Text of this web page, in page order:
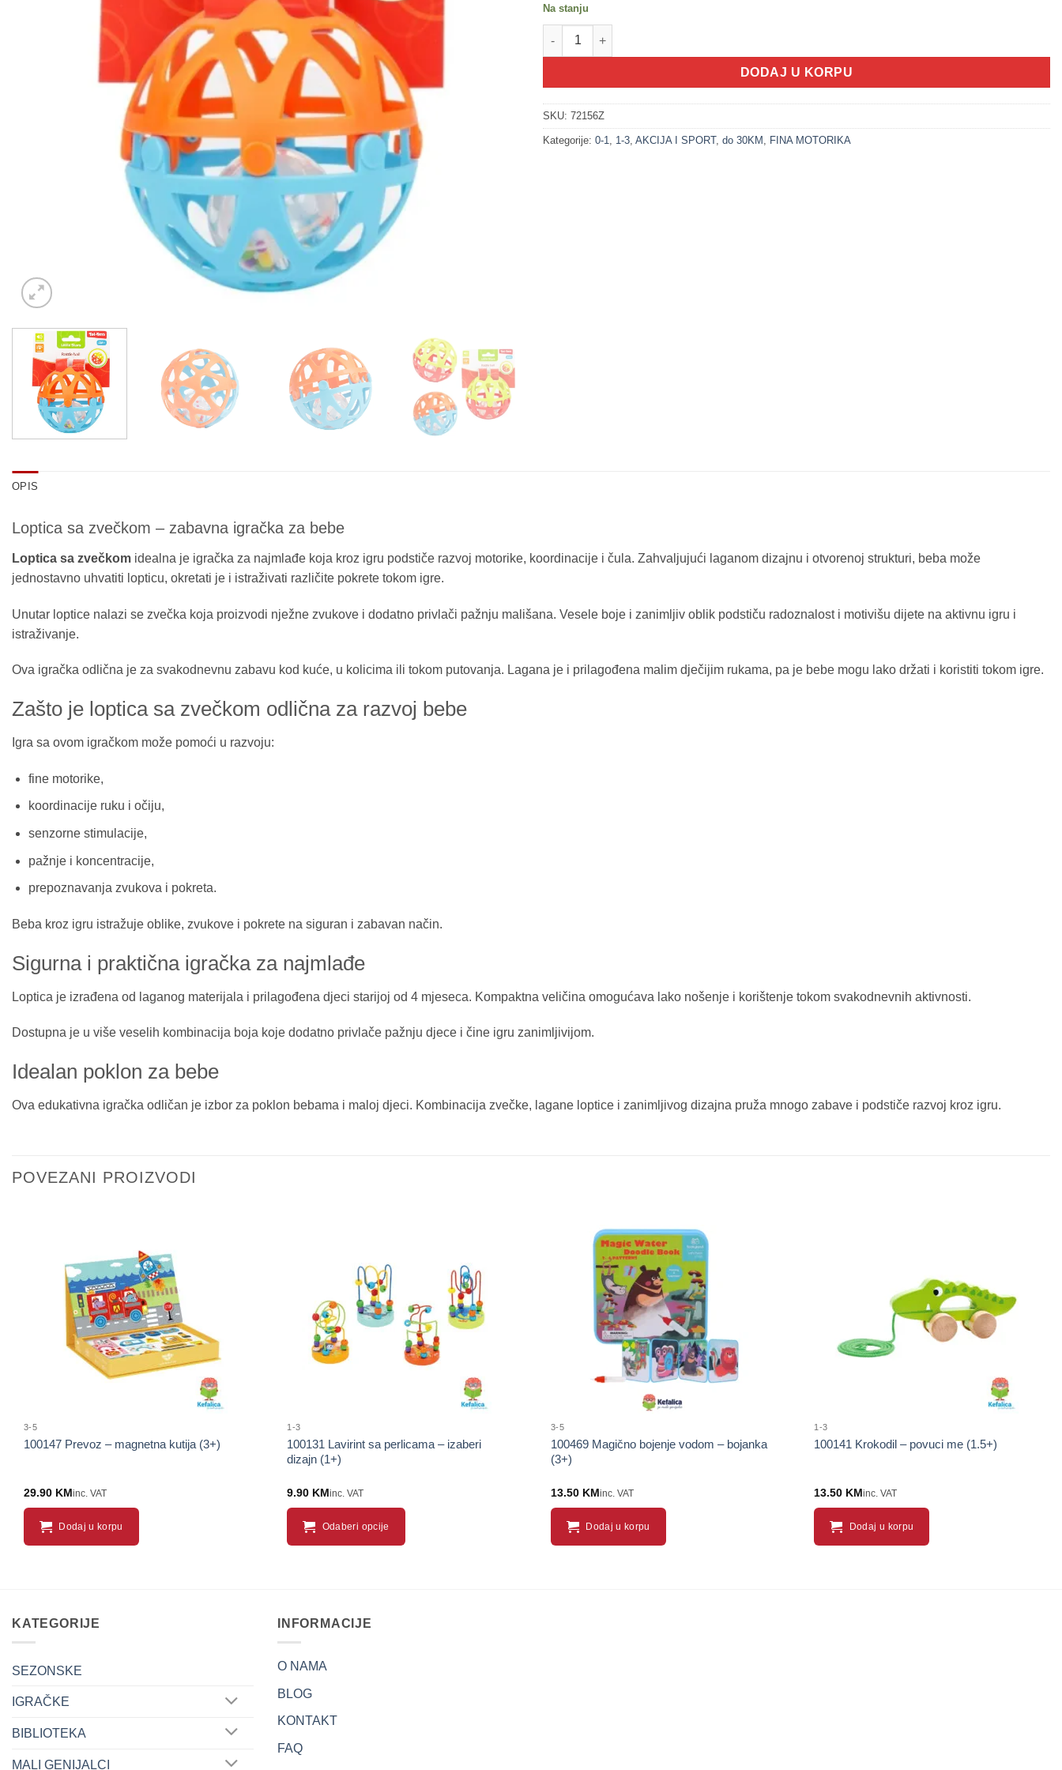
Na stanju
200385 Loptica sa zvečkom - 10 cm (LITTLE STARS) količina
DODAJ U KORPU
SKU: 72156Z
Kategorije: 0-1, 1-3, AKCIJA I SPORT, do 30KM , FINA MOTORIKA
OPIS
Loptica sa zvečkom – zabavna igračka za bebe
Loptica sa zvečkom idealna je igračka za najmlađe koja kroz igru podstiče razvoj motorike, koordinacije i čula. Zahvaljujući laganom dizajnu i otvorenoj strukturi, beba može
jednostavno uhvatiti lopticu, okretati je i istraživati različite pokrete tokom igre.
Unutar loptice nalazi se zvečka koja proizvodi nježne zvukove i dodatno privlači pažnju mališana. Vesele boje i zanimljiv oblik podstiču radoznalost i motivišu dijete na aktivnu igru i
istraživanje.
Ova igračka odlična je za svakodnevnu zabavu kod kuće, u kolicima ili tokom putovanja. Lagana je i prilagođena malim dječijim rukama, pa je bebe mogu lako držati i koristiti tokom igre.
Zašto je loptica sa zvečkom odlična za razvoj bebe
Igra sa ovom igračkom može pomoći u razvoju:
fine motorike,
koordinacije ruku i očiju,
senzorne stimulacije,
pažnje i koncentracije,
prepoznavanja zvukova i pokreta.
Beba kroz igru istražuje oblike, zvukove i pokrete na siguran i zabavan način.
Sigurna i praktična igračka za najmlađe
Loptica je izrađena od laganog materijala i prilagođena djeci starijoj od 4 mjeseca. Kompaktna veličina omogućava lako nošenje i korištenje tokom svakodnevnih aktivnosti.
Dostupna je u više veselih kombinacija boja koje dodatno privlače pažnju djece i čine igru zanimljivijom.
Idealan poklon za bebe
Ova edukativna igračka odličan je izbor za poklon bebama i maloj djeci. Kombinacija zvečke, lagane loptice i zanimljivog dizajna pruža mnogo zabave i podstiče razvoj kroz igru.
POVEZANI PROIZVODI
3-5
100147 Prevoz – magnetna kutija (3+)
29.90 KMinc. VAT
Dodaj u korpu
1-3
100131 Lavirint sa perlicama – izaberi
dizajn (1+)
9.90 KMinc. VAT
Odaberi opcije
variants.
The
options
be
chosen
the
3-5
100469 Magično bojenje vodom – bojanka
(3+)
13.50 KMinc. VAT
Dodaj u korpu
1-3
100141 Krokodil – povuci me (1.5+)
13.50 KMinc. VAT
Dodaj u korpu
KATEGORIJE
SEZONSKE
IGRAČKE
BIBLIOTEKA
MALI GENIJALCI
INFORMACIJE
O NAMA
BLOG
KONTAKT
FAQ